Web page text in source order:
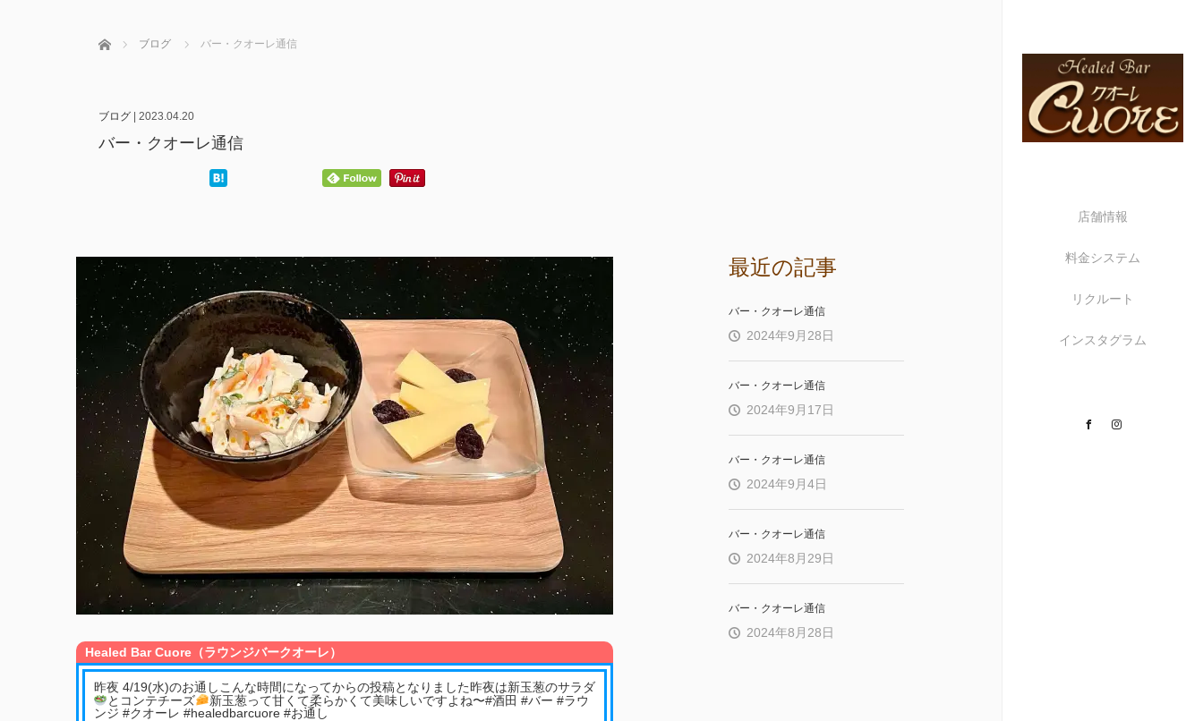
店舗情報
料金システム
リクルート
インスタグラム
Facebook
ホーム ブログ バー・クオーレ通信
ブログ| 2023.04.20
バー・クオーレ通信
Healed Bar Cuore（ラウンジバークオーレ）
昨夜 4/19(水)のお通しこんな時間になってからの投稿となりました昨夜は新玉葱のサラダ
とコンテチーズ
新玉葱って甘くて柔らかくて美味しいですよね〜#酒田 #バー #ラウ
ンジ #クオーレ #healedbarcuore #お通し
最近の記事
バー・クオーレ通信
2024年9月28日
バー・クオーレ通信
2024年9月17日
バー・クオーレ通信
2024年9月4日
バー・クオーレ通信
2024年8月29日
バー・クオーレ通信
2024年8月28日